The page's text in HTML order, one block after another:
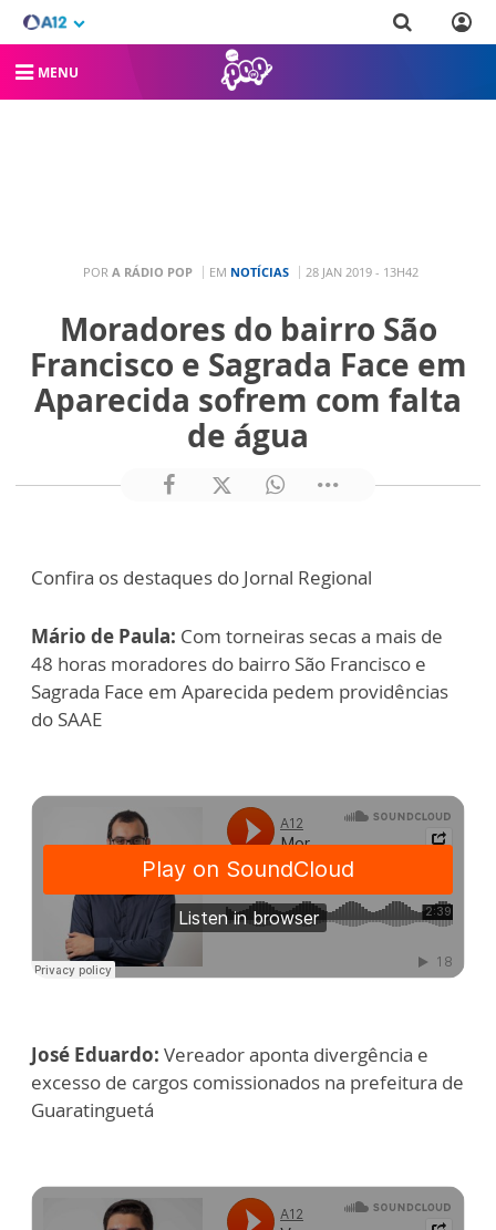
MENU
POR A RÁDIO POP EM NOTÍCIAS 28 JAN 2019 - 13H42
Moradores do bairro São
Francisco e Sagrada Face em
Aparecida sofrem com falta
de água
Confira os destaques do Jornal Regional
Mário de Paula: Com torneiras secas a mais de
48 horas moradores do bairro São Francisco e
Sagrada Face em Aparecida pedem providências
do SAAE
José Eduardo: Vereador aponta divergência e
excesso de cargos comissionados na prefeitura de
Guaratinguetá